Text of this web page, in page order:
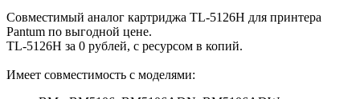
Совместимый аналог картриджа TL-5126H для принтера
Pantum по выгодной цене.
TL-5126H за 0 рублей, с ресурсом в копий.
Имеет совместимость с моделями: